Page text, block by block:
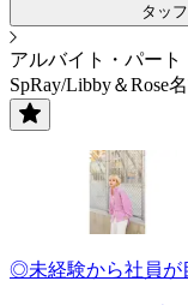
タッ
アルバイト・パート
SpRay/Libby＆Rose
◎未経験から社員が